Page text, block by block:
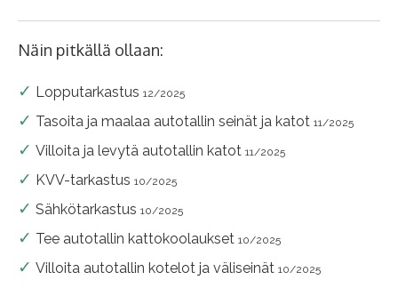
Näin pitkällä ollaan:
Lopputarkastus 12/2025
Tasoita ja maalaa autotallin seinät ja katot 11/2025
Villoita ja levytä autotallin katot 11/2025
KVV-tarkastus 10/2025
Sähkötarkastus 10/2025
Tee autotallin kattokoolaukset 10/2025
Villoita autotallin kotelot ja väliseinät 10/2025